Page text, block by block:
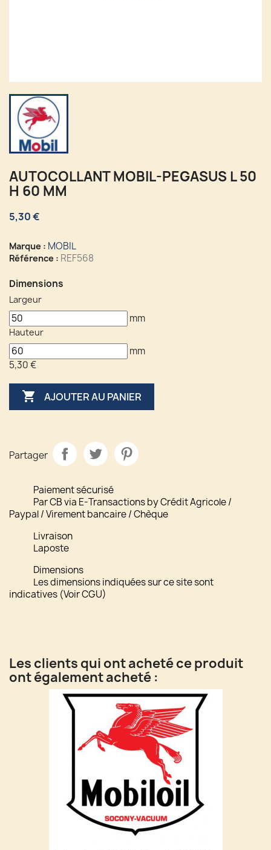
AUTOCOLLANT MOBIL-PEGASUS L 50
H 60 MM
5,30 €
Marque : MOBIL
Référence : REF568
Dimensions
Largeur
mm
Hauteur
mm
5,30 €
 AJOUTER AU PANIER
Partager
Paiement sécurisé
Par CB via E-Transactions by Crédit Agricole /
Paypal / Virement bancaire / Chèque
Livraison
Laposte
Dimensions
Les dimensions indiquées sur ce site sont
indicatives (Voir CGU)
Les clients qui ont acheté ce produit
ont également acheté :